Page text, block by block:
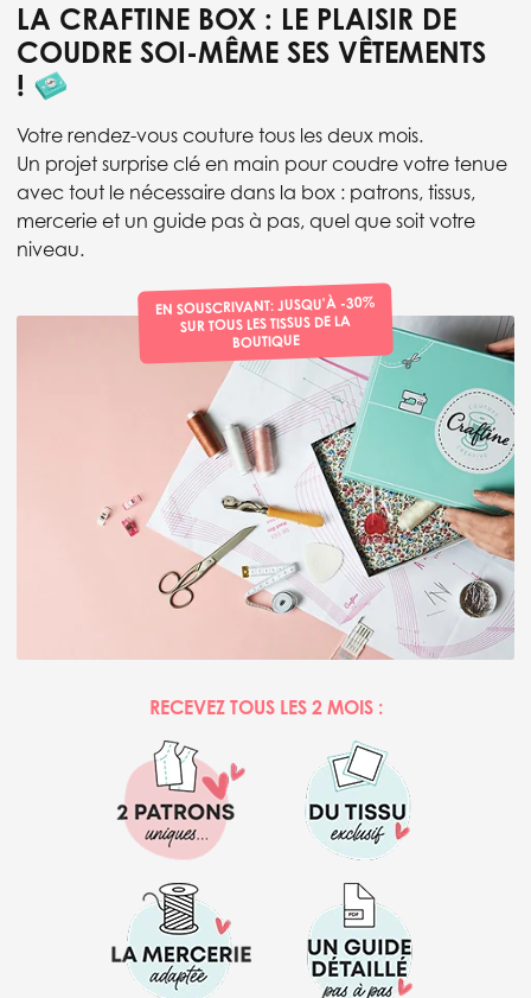
LA CRAFTINE BOX : LE PLAISIR DE
COUDRE SOI-MÊME SES VÊTEMENTS
!
Votre rendez-vous couture tous les deux mois.
Un projet surprise clé en main pour coudre votre tenue
avec tout le nécessaire dans la box : patrons, tissus,
mercerie et un guide pas à pas, quel que soit votre
niveau.
EN SOUSCRIVANT: JUSQU'À -30%
SUR TOUS LES TISSUS DE LA
BOUTIQUE
RECEVEZ TOUS LES 2 MOIS :